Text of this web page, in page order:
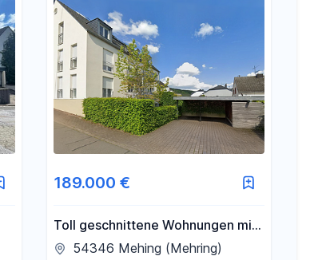
189.000 €
Toll geschnittene Wohnungen mit
Südbalkon zur Selbstnutzung
54346 Mehing (Mehring)